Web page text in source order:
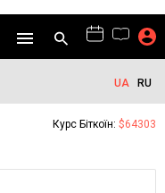
UA RU
Курс Біткоїн: $64303